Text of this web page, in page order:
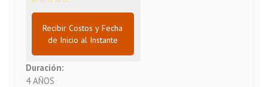
Recibir Costos y Fecha
de Inicio al Instante
Duración:
4 AÑOS